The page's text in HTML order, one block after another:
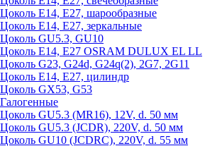
Цоколь Е14, Е27, шарообразные
Цоколь Е14, Е27, зеркальные
Цоколь GU5.3, GU10
Цоколь Е14, Е27 OSRAM DULUX EL LL
Цоколь G23, G24d, G24q(2), 2G7, 2G11
Цоколь Е14, Е27, цилиндр
Цоколь GX53, G53
Галогенные
Цоколь GU5.3 (MR16), 12V, d. 50 мм
Цоколь GU5.3 (JCDR), 220V, d. 50 мм
Цоколь GU10 (JCDRC), 220V, d. 55 мм